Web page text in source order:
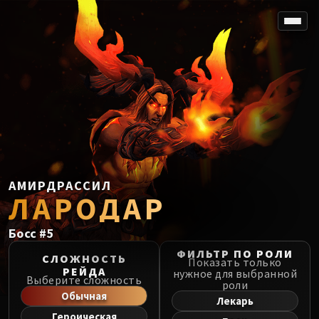
SPOREFALL
Rotmire
VS / DR / MQD
Imperator Averzian
Vorasius
Vaelgor & Ezzorak
Fallen-King Salhadaar
Lightblinded Vanguard
Crown of the Cosmos
Chimaerus the Undreamt God
Belo'ren, Child of Al'ar
Midnight Falls
SIEGE OF ORGRIMMAR
Immerseus
Fallen Protectors
АМИРДРАССИЛ
ЛАРОДАР
Босс#5
СЛОЖНОСТЬ
РЕЙДА
Выберите сложность
Обычная
ФИЛЬТР ПО РОЛИ
Показать только
нужное для выбранной
роли
Лекарь